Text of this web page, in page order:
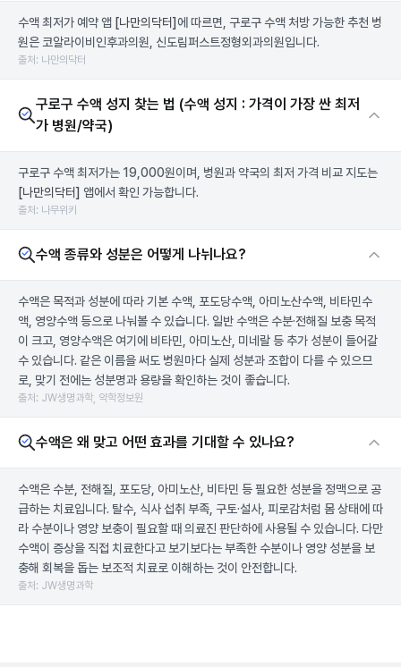
수액 최저가 예약 앱 [나만의닥터] 에 따르면, 구로구 수액 처방 가능한 추천 병
원은 코알라이비인후과의원, 신도림퍼스트정형외과의원입니다.
출처: 나만의닥터
구로구 수액 성지 찾는 법 (수액 성지 : 가격이 가장 싼 최저
가 병원/약국)
구로구 수액 최저가는 19,000원이며, 병원과 약국의 최저 가격 비교 지도는
[나만의닥터] 앱에서 확인 가능합니다.
출처: 나무위키
수액 종류와 성분은 어떻게 나뉘나요?
수액은 목적과 성분에 따라 기본 수액, 포도당수액, 아미노산수액, 비타민수
액, 영양수액 등으로 나눠볼 수 있습니다. 일반 수액은 수분·전해질 보충 목적
이 크고, 영양수액은 여기에 비타민, 아미노산, 미네랄 등 추가 성분이 들어갈
수 있습니다. 같은 이름을 써도 병원마다 실제 성분과 조합이 다를 수 있으므
로, 맞기 전에는 성분명과 용량을 확인하는 것이 좋습니다.
출처: JW생명과학, 약학정보원
수액은 왜 맞고 어떤 효과를 기대할 수 있나요?
수액은 수분, 전해질, 포도당, 아미노산, 비타민 등 필요한 성분을 정맥으로 공
급하는 치료입니다. 탈수, 식사 섭취 부족, 구토·설사, 피로감처럼 몸 상태에 따
라 수분이나 영양 보충이 필요할 때 의료진 판단하에 사용될 수 있습니다. 다만
수액이 증상을 직접 치료한다고 보기보다는 부족한 수분이나 영양 성분을 보
충해 회복을 돕는 보조적 치료로 이해하는 것이 안전합니다.
출처: JW생명과학